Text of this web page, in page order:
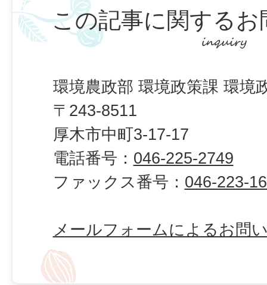
この記事に関するお
環境農政部 環境政策課 環境
〒243-8511
厚木市中町3-17-17
電話番号： 046-225-2749
ファックス番号： 046-223-
メールフォームによるお問